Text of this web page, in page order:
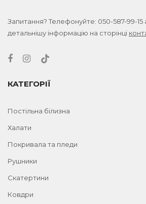
Запитання? Телефонуйте: 050-587-99-15
детальнішу інформацію на сторінці
КАТЕГОРІЇ
Постільна білизна
Халати
Покривала та пледи
Рушники
Скатертини
Ковдри